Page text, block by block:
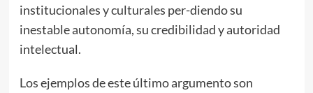
institucionales y culturales per-diendo su
inestable autonomía, su credibilidad y autoridad
intelectual.
Los ejemplos de este último argumento son